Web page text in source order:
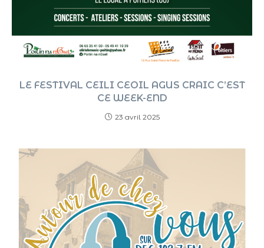
LE FESTIVAL CEILI CEOIL AGUS CRAIC C’EST
CE WEEK-END
23 avril 2025